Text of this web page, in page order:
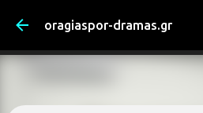
Μετάβαση στο κύριο
oragiaspor-dramas.gr